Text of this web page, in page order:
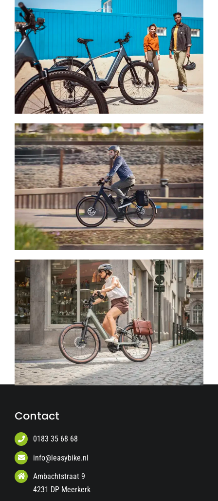
Contact
0183 35 68 68
info@leasybike.nl
Ambachtstraat 9
4231 DP Meerkerk